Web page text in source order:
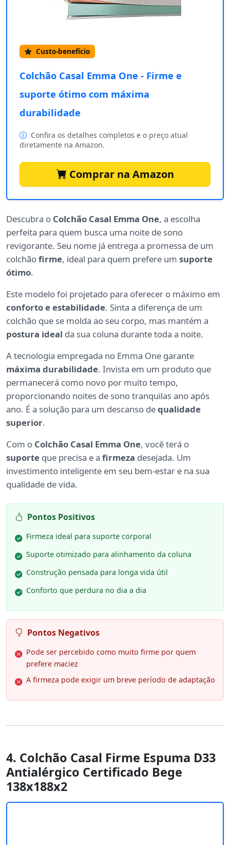
Custo-benefício
Colchão Casal Emma One - Firme e
suporte ótimo com máxima
durabilidade
Confira os detalhes completos e o preço atual
diretamente na Amazon.
Comprar na Amazon
Descubra o Colchão Casal Emma One, a escolha
perfeita para quem busca uma noite de sono
revigorante. Seu nome já entrega a promessa de um
colchãofirme, ideal para quem prefere um suporte
ótimo.
Este modelo foi projetado para oferecer o máximo em
conforto e estabilidade. Sinta a diferença de um
colchão que se molda ao seu corpo, mas mantém a
postura ideal da sua coluna durante toda a noite.
A tecnologia empregada no Emma One garante
máxima durabilidade. Invista em um produto que
permanecerá como novo por muito tempo,
proporcionando noites de sono tranquilas ano após
ano. É a solução para um descanso dequalidade
superior.
Com o Colchão Casal Emma One, você terá o
suporte que precisa e a firmeza desejada. Um
investimento inteligente em seu bem-estar e na sua
qualidade de vida.
Pontos Positivos
Firmeza ideal para suporte corporal
Suporte otimizado para alinhamento da coluna
Construção pensada para longa vida útil
Conforto que perdura no dia a dia
Pontos Negativos
Pode ser percebido como muito firme por quem
prefere maciez
A firmeza pode exigir um breve período de adaptação
4. Colchão Casal Firme Espuma D33
Antialérgico Certificado Bege
138x188x2